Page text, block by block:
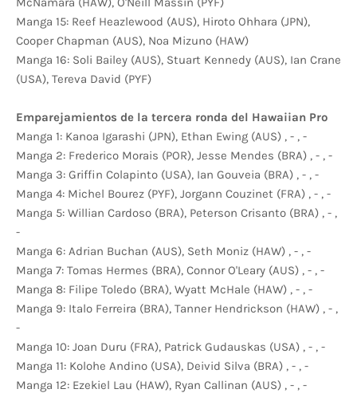
Manga 15: Reef Heazlewood (AUS), Hiroto Ohhara (JPN),
Cooper Chapman (AUS), Noa Mizuno (HAW)
Manga 16: Soli Bailey (AUS), Stuart Kennedy (AUS), Ian Crane
(USA), Tereva David (PYF)
Emparejamientos de la tercera ronda del Hawaiian Pro
Manga 1: Kanoa Igarashi (JPN), Ethan Ewing (AUS) , - , -
Manga 2: Frederico Morais (POR), Jesse Mendes (BRA) , - , -
Manga 3: Griffin Colapinto (USA), Ian Gouveia (BRA) , - , -
Manga 4: Michel Bourez (PYF), Jorgann Couzinet (FRA) , - , -
Manga 5: Willian Cardoso (BRA), Peterson Crisanto (BRA) , - ,
-
Manga 6: Adrian Buchan (AUS), Seth Moniz (HAW) , - , -
Manga 7: Tomas Hermes (BRA), Connor O'Leary (AUS) , - , -
Manga 8: Filipe Toledo (BRA), Wyatt McHale (HAW) , - , -
Manga 9: Italo Ferreira (BRA), Tanner Hendrickson (HAW) , - ,
-
Manga 10: Joan Duru (FRA), Patrick Gudauskas (USA) , - , -
Manga 11: Kolohe Andino (USA), Deivid Silva (BRA) , - , -
Manga 12: Ezekiel Lau (HAW), Ryan Callinan (AUS) , - , -